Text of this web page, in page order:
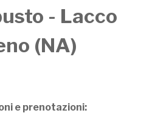
- Lacco
(NA)
e prenotazioni: